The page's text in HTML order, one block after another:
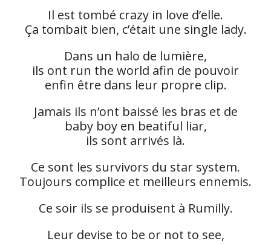
Il est tombé crazy in love d’elle.
Ça tombait bien, c’était une single lady.
Dans un halo de lumière,
ils ont run the world afin de pouvoir
enfin être dans leur propre clip.
Jamais ils n’ont baissé les bras et de
baby boy en beatiful liar,
ils sont arrivés là.
Ce sont les survivors du star system.
Toujours complice et meilleurs ennemis.
Ce soir ils se produisent à Rumilly.
Leur devise to be or not to see,